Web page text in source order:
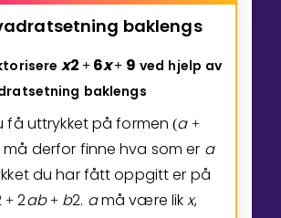
baklengs
x2 + 6x+ 9 ved hjelp av
baklengs
få uttrykket på formen(a +
må derfor finne hva som er a
du har fått oppgitt er på
+ 2ab + b2. amå være likx,